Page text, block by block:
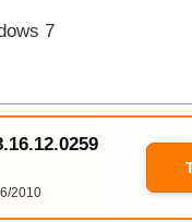
7
2010